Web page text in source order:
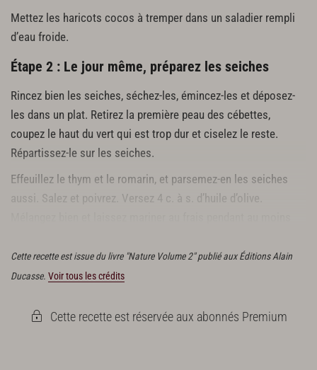
Mettez les haricots cocos à tremper dans un saladier rempli
d’eau froide.
Étape 2 : Le jour même, préparez les seiches
Rincez bien les seiches, séchez-les, émincez-les et déposez-
les dans un plat. Retirez la première peau des cébettes,
coupez le haut du vert qui est trop dur et ciselez le reste.
Répartissez-le sur les seiches.
Effeuillez le thym et le romarin, et parsemez-en les seiches
aussi. Salez et poivrez. Versez 4 c. à s. d’huile d’olive.
Cette recette est issue du livre "Nature Volume 2" publié aux Éditions Alain
Ducasse. Voir tous les crédits
Cette recette est réservée aux abonnés Premium